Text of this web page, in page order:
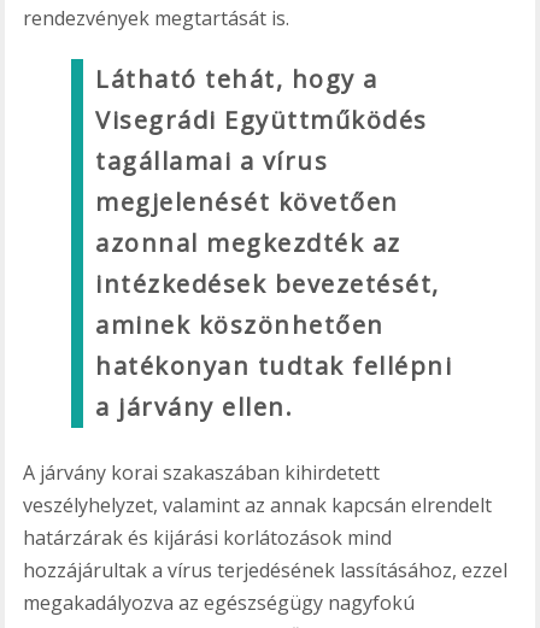
rendezvények megtartását is.
Látható tehát, hogy a
Visegrádi Együttműködés
tagállamai a vírus
megjelenését követően
azonnal megkezdték az
intézkedések bevezetését,
aminek köszönhetően
hatékonyan tudtak fellépni
a járvány ellen.
A járvány korai szakaszában kihirdetett
veszélyhelyzet, valamint az annak kapcsán elrendelt
határzárak és kijárási korlátozások mind
hozzájárultak a vírus terjedésének lassításához, ezzel
megakadályozva az egészségügy nagyfokú